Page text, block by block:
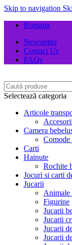
Skip to navigation
Romana
Newsletter
Contact Us
FAQs
Selectează categoria
Articole
Accesorii
Camera
Comode
Carti
Hainute
Rochite
Jocuri si carti
Jucarii
Animale
Figurine
Jucarii
Jucarii
Jucarii
Jucarii